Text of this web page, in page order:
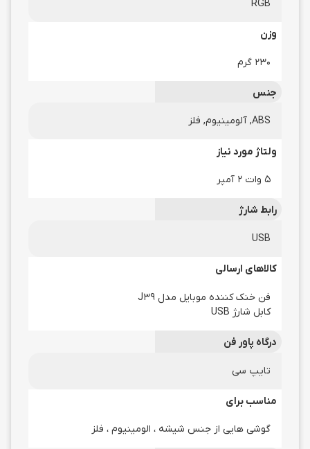
RGB
وزن
۲۳۰ گرم
جنس
ABS, آلومینیوم, فلز
ولتاژ مورد نیاز
۵ وات ۲ آمپر
رابط شارژ
USB
کالاهای ارسالی
فن خنک کننده موبایل مدل J39
کابل شارژ USB
درگاه پاور فن
تایپ سی
مناسب برای
گوشی هایی از جنس شیشه ، الومینیوم ، فلز